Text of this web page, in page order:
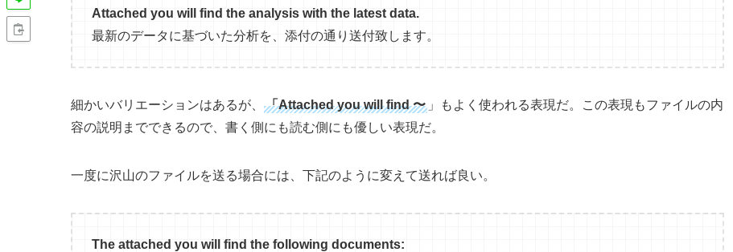
Attached you will find the analysis with the latest data.
最新のデータに基づいた分析を、添付の通り送付致します。
細かいバリエーションはあるが、 「Attached you will find 〜 」もよく使われる表現だ。この表現もファイルの内
容の説明までできるので、書く側にも読む側にも優しい表現だ。
一度に沢山のファイルを送る場合には、下記のように変えて送れば良い。
The attached you will find the following documents: